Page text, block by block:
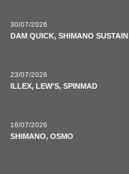
30/07/2026
DAM QUICK, SHIMANO SUSTAIN
23/07/2026
ILLEX, LEW'S, SPINMAD
16/07/2026
SHIMANO, OSMO